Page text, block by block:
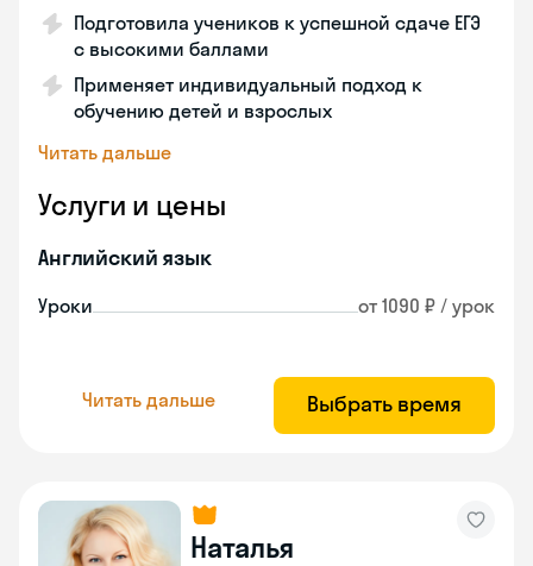
Подготовила учеников к успешной сдаче ЕГЭ
с высокими баллами
Применяет индивидуальный подход к
обучению детей и взрослых
Читать дальше
Услуги и цены
Английский язык
Уроки от 1090 ₽ / урок
Читать дальше Выбрать время
Наталья